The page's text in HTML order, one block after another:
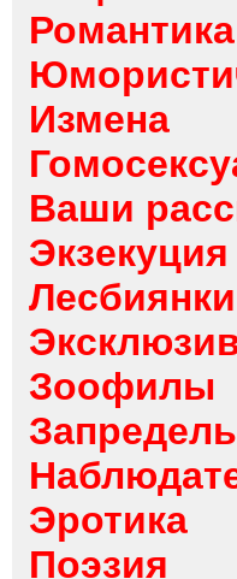
Романтика
Измена
Ваши
Экзекуция
Лесбиянки
Зоофилы
Эротика
Поэзия